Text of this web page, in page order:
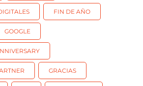
FIN DE AÑO
GOOGLE
GRACIAS